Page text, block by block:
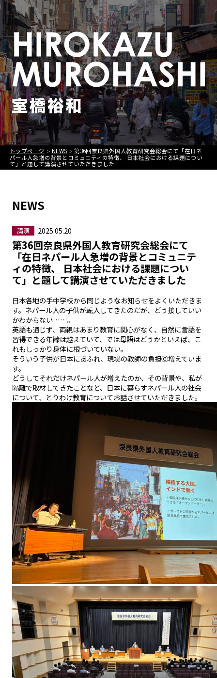
トップページ ＞ NEWS ＞ 第36回奈良県外国人教育研究会総会にて「在日ネ
パール人急増の背景とコミュニティの特徴、 日本社会における課題につい
て」と題して講演させていただきました
NEWS
講演 2025.05.20
第36回奈良県外国人教育研究会総会にて
「在日ネパール人急増の背景とコミュニテ
ィの特徴、 日本社会における課題につい
て」と題して講演させていただきました
日本各地の手中学校から同じようなお知らせをよくいただきま
す。ネパール人の子供が転入してきたのだが、どう接していい
かわからない……。
英語も通じず、両親はあまり教育に関心がなく、自然に言語を
習得できる年齢は越えていて、では母語はどうかといえば、こ
れもしっかり身体に根づいていない。
そういう子供が日本にあふれ、現場の教師の負担Ⓖ増えていま
す。
どうしてそれだけネパール人が増えたのか、その背景や、私が
隔離で取材してきたことなど、日本に暮らすネパール人の社会
について、とりわけ教育についてお話させていただきました。